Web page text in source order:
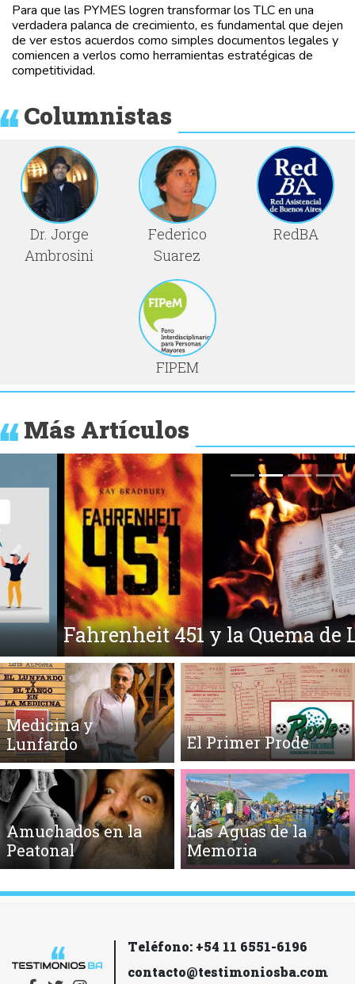
Para que las PYMES logren transformar los TLC en una
verdadera palanca de crecimiento, es fundamental que dejen
de ver estos acuerdos como simples documentos legales y
comiencen a verlos como herramientas estratégicas de
competitividad.
Columnistas
Dr. Jorge
Ambrosini
Federico
Suarez
RedBA
FIPEM
Más Artículos
Fahrenheit 451 y la Quema de Libros
Anterior
Medicina y
Lunfardo
El Primer Prode
Amuchados en la
Peatonal
Las Aguas de la
Memoria
Teléfono: +54 11 6551-6196
contacto@testimoniosba.com